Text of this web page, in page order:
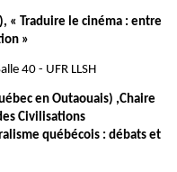
« Traduire le cinéma : entre
»
40 - UFR LLSH
en Outaouais) ,Chaire
Civilisations
québécois : débats et